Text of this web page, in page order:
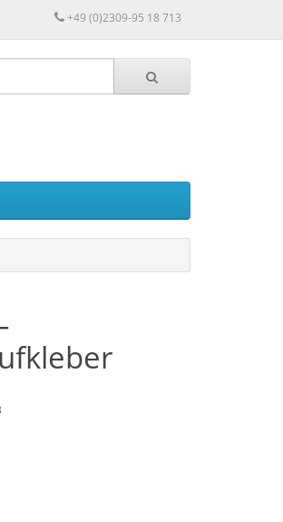
+49 (0)2309-95 18 713